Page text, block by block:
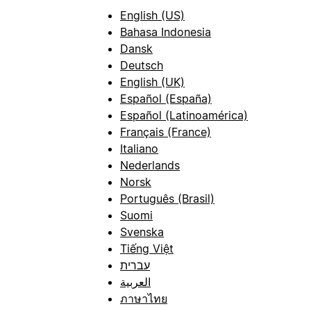
English (US)
Bahasa Indonesia
Dansk
Deutsch
English (UK)
Español (España)
Español (Latinoamérica)
Français (France)
Italiano
Nederlands
Norsk
Português (Brasil)
Suomi
Svenska
Tiếng Việt
עברית
العربية
ภาษาไทย